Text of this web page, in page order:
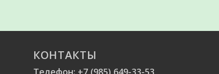
КОНТАКТЫ
Телефон: +7 (985) 649-33-53